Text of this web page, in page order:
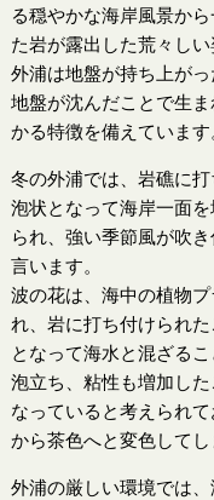
る穏やかな海岸風景か
た岩が露出した荒々し
外浦は地盤が持ち上が
地盤が沈んだことで生
かる特徴を備えています
冬の外浦では、岩礁に
泡状となって海岸一面
られ、強い季節風が吹
言います。
波の花は、海中の植物
れ、岩に打ち付けられ
となって海水と混ざる
泡立ち、粘性も増加し
なっていると考えられ
から茶色へと変色してし
外浦の厳しい環境では